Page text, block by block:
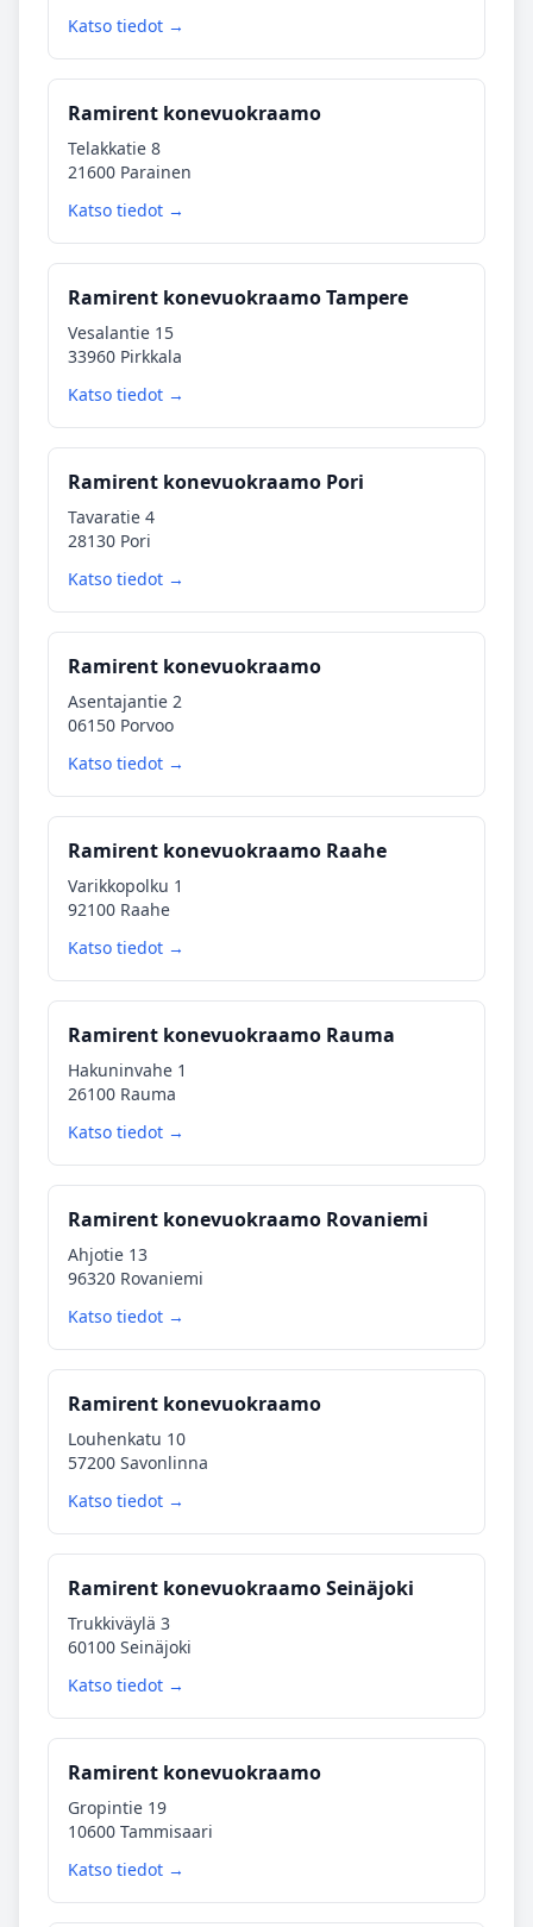
Katso tiedot →
Ramirent konevuokraamo
Telakkatie 8
21600 Parainen
Katso tiedot →
Ramirent konevuokraamo Tampere
Vesalantie 15
33960 Pirkkala
Katso tiedot →
Ramirent konevuokraamo Pori
Tavaratie 4
28130 Pori
Katso tiedot →
Ramirent konevuokraamo
Asentajantie 2
06150 Porvoo
Katso tiedot →
Ramirent konevuokraamo Raahe
Varikkopolku 1
92100 Raahe
Katso tiedot →
Ramirent konevuokraamo Rauma
Hakuninvahe 1
26100 Rauma
Katso tiedot →
Ramirent konevuokraamo Rovaniemi
Ahjotie 13
96320 Rovaniemi
Katso tiedot →
Ramirent konevuokraamo
Louhenkatu 10
57200 Savonlinna
Katso tiedot →
Ramirent konevuokraamo Seinäjoki
Trukkiväylä 3
60100 Seinäjoki
Katso tiedot →
Ramirent konevuokraamo
Gropintie 19
10600 Tammisaari
Katso tiedot →